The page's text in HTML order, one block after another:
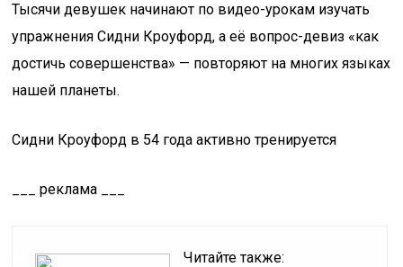
Тысячи девушек начинают по видео-урокам изучать
упражнения Сидни Кроуфорд, а её вопрос-девиз «как
достичь совершенства» — повторяют на многих языках
нашей планеты.
Сидни Кроуфорд в 54 года активно тренируется
___ реклама ___
Читайте также: